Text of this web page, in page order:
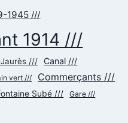
1945 ///
1914 ///
/// Canal ///
vert /// Commerçants ///
Subé /// Gare ///